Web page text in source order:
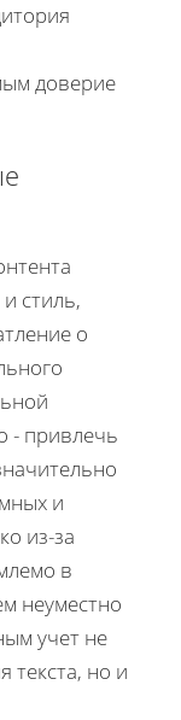
доверие
стиль,
о
- привлечь
и
из-за
в
неуместно
учет не
текста, но и